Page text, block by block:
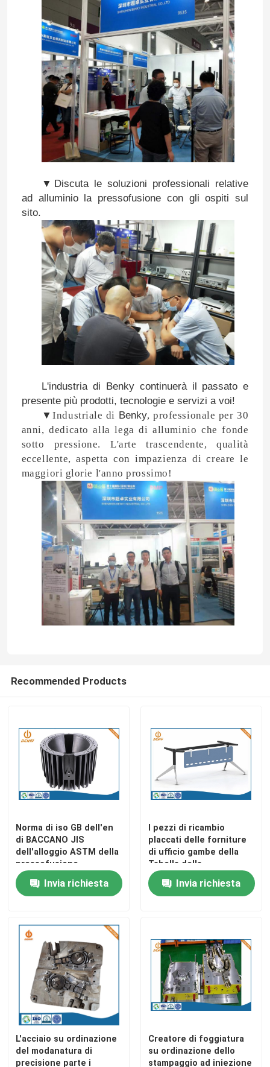
Casa
Prodotti
Chi siamo
Fatory Tour
Controllo di qualità
Pezzi di ricambio di EV
Pezzi meccanici di CNC
Parti di giro di CNC
Parti di fresatura di CNC
Parti di plastica su ordinazione dell'iniezione
Stampaggi ad iniezione di plastica
la muffa della pressofusione
I ricambi auto della pressofusione
▼ Discuta le soluzioni professionali relative
ad alluminio la pressofusione con gli ospiti sul
sito.
L'industria di Benky continuerà il passato e
presente più prodotti, tecnologie e servizi a voi!
▼Industriale di Benky, professionale per 30
anni, dedicato alla lega di alluminio che fonde
sotto pressione. L'arte trascendente, qualità
eccellente, aspetta con impazienza di creare le
maggiori glorie l'anno prossimo!
Recommended Products
Norma di iso GB dell'en
di BACCANO JIS
dell'alloggio ASTM della
pressofusione
dell'alluminio LED
Invia richiesta
I pezzi di ricambio
placcati delle forniture
di ufficio gambe della
Tabella della
pressofusione
Invia richiesta
L'acciaio su ordinazione
del modanatura di
precisione parte i
Creatore di foggiatura
su ordinazione dello
stampaggio ad iniezione